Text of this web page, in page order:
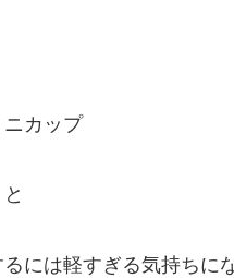
カップ
には軽すぎる気持ちに